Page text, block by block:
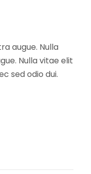
augue. Nulla
Nulla vitae elit
sed odio dui.